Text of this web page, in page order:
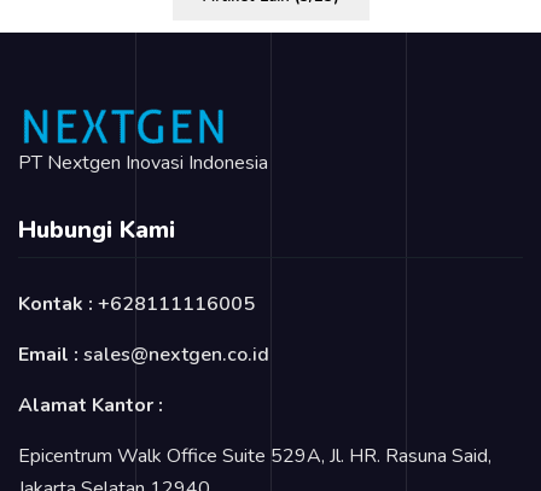
PT Nextgen Inovasi Indonesia
Hubungi Kami
Kontak : +628111116005
Email : sales@nextgen.co.id
Alamat Kantor :
Epicentrum Walk Office Suite 529A, Jl. HR. Rasuna Said,